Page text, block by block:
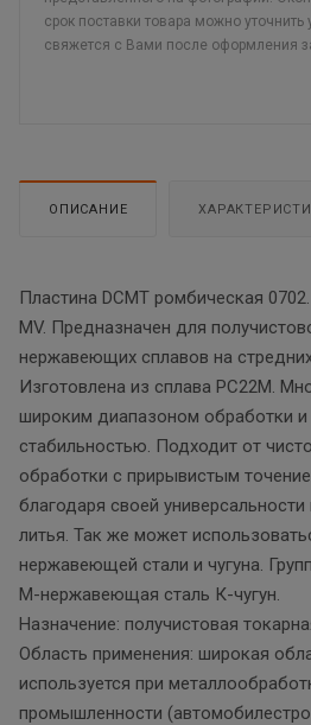
срок поставки товара можно
свяжется с Вами после оформления
ОПИСАНИЕ
Пластина DCMT ромбическая
MV. Предназначен для
нержавеющих сплавов на
Изготовлена из сплава PC22M.
широким диапазоном обработки
стабильностью. Подходит от
обработки с прирывистым
благодаря своей
литья. Так же может
нержавеющей стали и чугуна.
М-нержавеющая сталь К-чугун.
Назначение: получистовая
Область применения: широкая
используется при
промышленности